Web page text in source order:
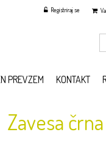
Registriraj se
PREVZEM KONTAKT
Zavesa